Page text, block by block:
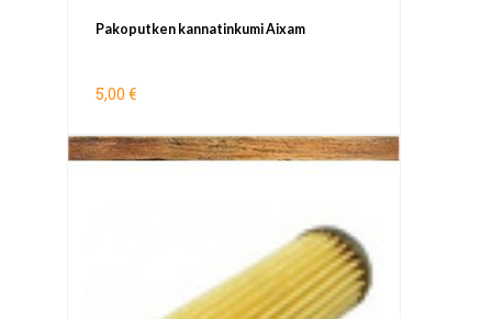
Pakoputken kannatinkumi Aixam
5,00 €